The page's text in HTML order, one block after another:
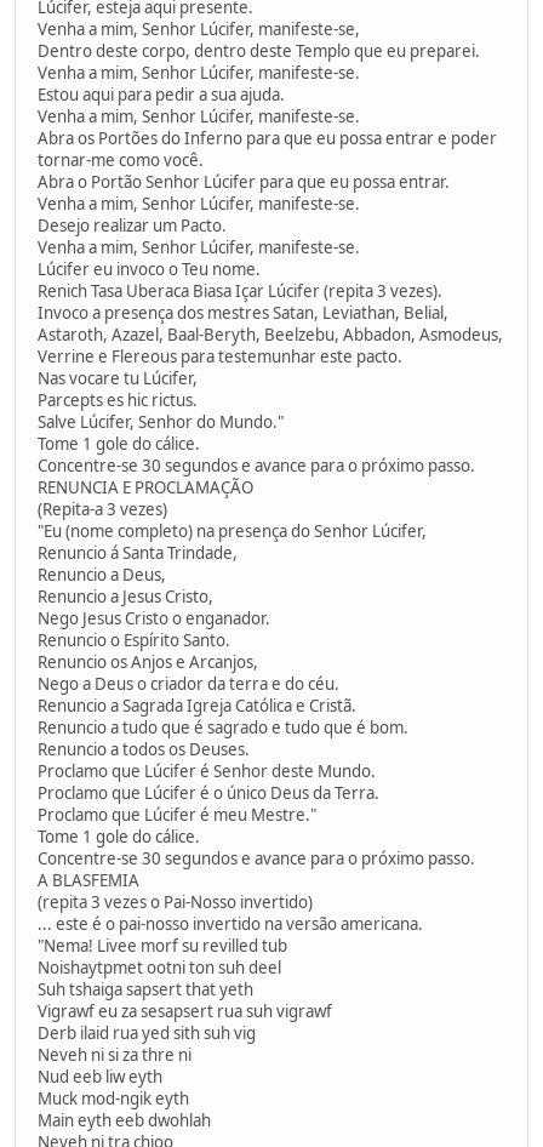
Lúcifer, esteja aqui presente.
Venha a mim, Senhor Lúcifer, manifeste-se,
Dentro deste corpo, dentro deste Templo que eu preparei.
Venha a mim, Senhor Lúcifer, manifeste-se.
Estou aqui para pedir a sua ajuda.
Venha a mim, Senhor Lúcifer, manifeste-se.
Abra os Portões do Inferno para que eu possa entrar e poder
tornar-me como você.
Abra o Portão Senhor Lúcifer para que eu possa entrar.
Venha a mim, Senhor Lúcifer, manifeste-se.
Desejo realizar um Pacto.
Venha a mim, Senhor Lúcifer, manifeste-se.
Lúcifer eu invoco o Teu nome.
Renich Tasa Uberaca Biasa Içar Lúcifer (repita 3 vezes).
Invoco a presença dos mestres Satan, Leviathan, Belial,
Astaroth, Azazel, Baal-Beryth, Beelzebu, Abbadon, Asmodeus,
Verrine e Flereous para testemunhar este pacto.
Nas vocare tu Lúcifer,
Parcepts es hic rictus.
Salve Lúcifer, Senhor do Mundo."
Tome 1 gole do cálice.
Concentre-se 30 segundos e avance para o próximo passo.
RENUNCIA E PROCLAMAÇÃO
(Repita-a 3 vezes)
"Eu (nome completo) na presença do Senhor Lúcifer,
Renuncio á Santa Trindade,
Renuncio a Deus,
Renuncio a Jesus Cristo,
Nego Jesus Cristo o enganador.
Renuncio o Espírito Santo.
Renuncio os Anjos e Arcanjos,
Nego a Deus o criador da terra e do céu.
Renuncio a Sagrada Igreja Católica e Cristã.
Renuncio a tudo que é sagrado e tudo que é bom.
Renuncio a todos os Deuses.
Proclamo que Lúcifer é Senhor deste Mundo.
Proclamo que Lúcifer é o único Deus da Terra.
Proclamo que Lúcifer é meu Mestre."
Tome 1 gole do cálice.
Concentre-se 30 segundos e avance para o próximo passo.
A BLASFEMIA
(repita 3 vezes o Pai-Nosso invertido)
... este é o pai-nosso invertido na versão americana.
"Nema! Livee morf su revilled tub
Noishaytpmet ootni ton suh deel
Suh tshaiga sapsert that yeth
Vigrawf eu za sesapsert rua suh vigrawf
Derb ilaid rua yed sith suh vig
Neveh ni si za thre ni
Nud eeb liw eyth
Muck mod-ngik eyth
Main eyth eeb dwohlah
Neveh ni tra chioo